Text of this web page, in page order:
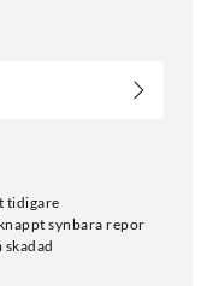
tidigare
synbara repor